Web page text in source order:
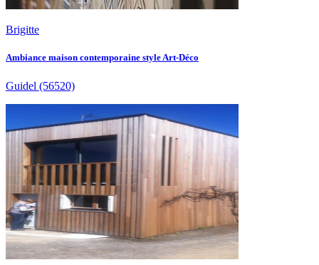
Brigitte
Ambiance maison contemporaine style Art-Déco
Guidel (56520)